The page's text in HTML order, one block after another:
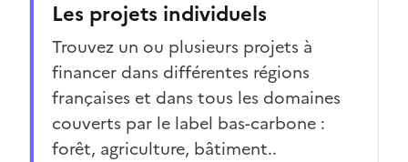
Les projets individuels
Trouvez un ou plusieurs projets à
financer dans différentes régions
françaises et dans tous les domaines
couverts par le label bas-carbone :
forêt, agriculture, bâtiment..